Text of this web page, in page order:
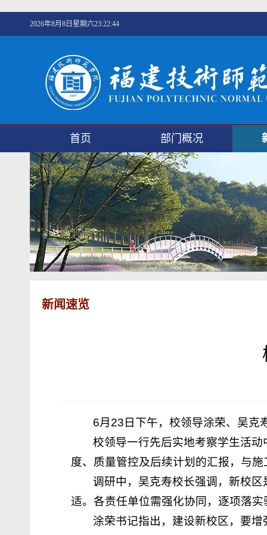
2026年8月8日星期六23:22:44
首页 部门概况
新闻速览
6月23日下午，校领导涂荣、吴克
校领导一行先后实地考察学生活
度、质量管控及后续计划的汇报，与
调研中，吴克寿校长强调，新校
适。各责任单位需强化协同，逐项落实
涂荣书记指出，建设新校区，要